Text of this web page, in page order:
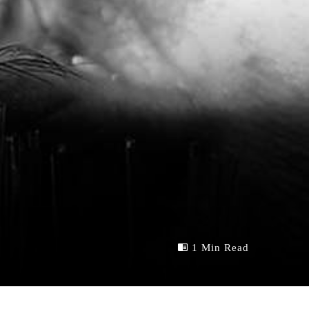
1 Min Read